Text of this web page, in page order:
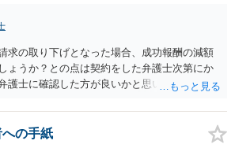
を続けるべきでしょうか。 ⇒ご相談者様の認
０万円も含めて返済する必要はないと考えら
について交渉を続けることがベターかと存じ
求の取り下げとなった場合、成功報酬の減額
ょうか？との点は契約をした弁護士次第にか
護士に確認した方が良いかと思います。ご参
の手紙